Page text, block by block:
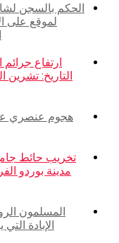
الحكم بالسجن
لموقع على
ارتفاع
هجوم عنصري
تخريب حائط
المسلمون
الإبادة